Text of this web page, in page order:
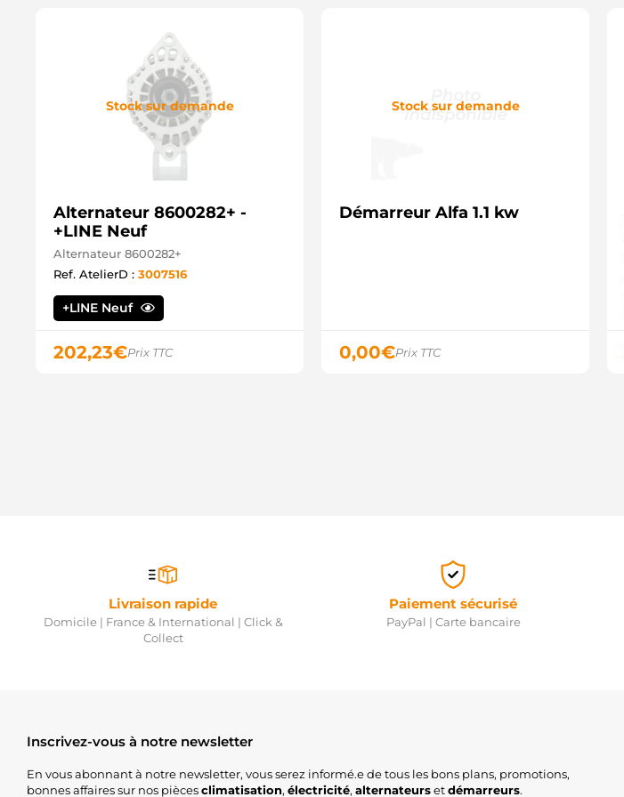
Stock sur demande
Alternateur 8600282+ -
+LINE Neuf
Alternateur 8600282+
Ref. AtelierD : 3007516
+LINE Neuf
202,23€Prix TTC
Stock sur demande
Démarreur Alfa 1.1 kw
0,00€Prix TTC
Livraison rapide
Domicile | France & International | Click &
Collect
Paiement sécurisé
PayPal | Carte bancaire
Inscrivez-vous à notre newsletter
En vous abonnant à notre newsletter, vous serez informé.e de tous les bons plans, promotions,
bonnes affaires sur nos piècesclimatisation, électricité, alternateursetdémarreurs.